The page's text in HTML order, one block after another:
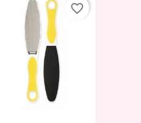
favorite_border